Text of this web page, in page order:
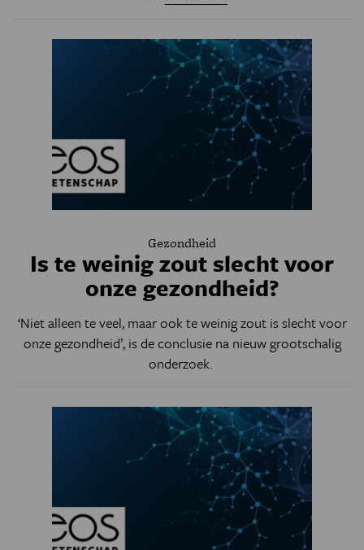
Gezondheid
Is te weinig zout slecht voor
onze gezondheid?
‘Niet alleen te veel, maar ook te weinig zout is slecht voor
onze gezondheid’, is de conclusie na nieuw grootschalig
onderzoek.